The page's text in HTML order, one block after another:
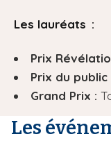
Les lauréats :
Prix
Prix du public
Grand Prix :
Les